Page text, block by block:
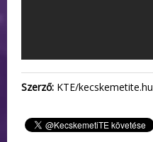
Szerző: KTE/kecskemetite.hu